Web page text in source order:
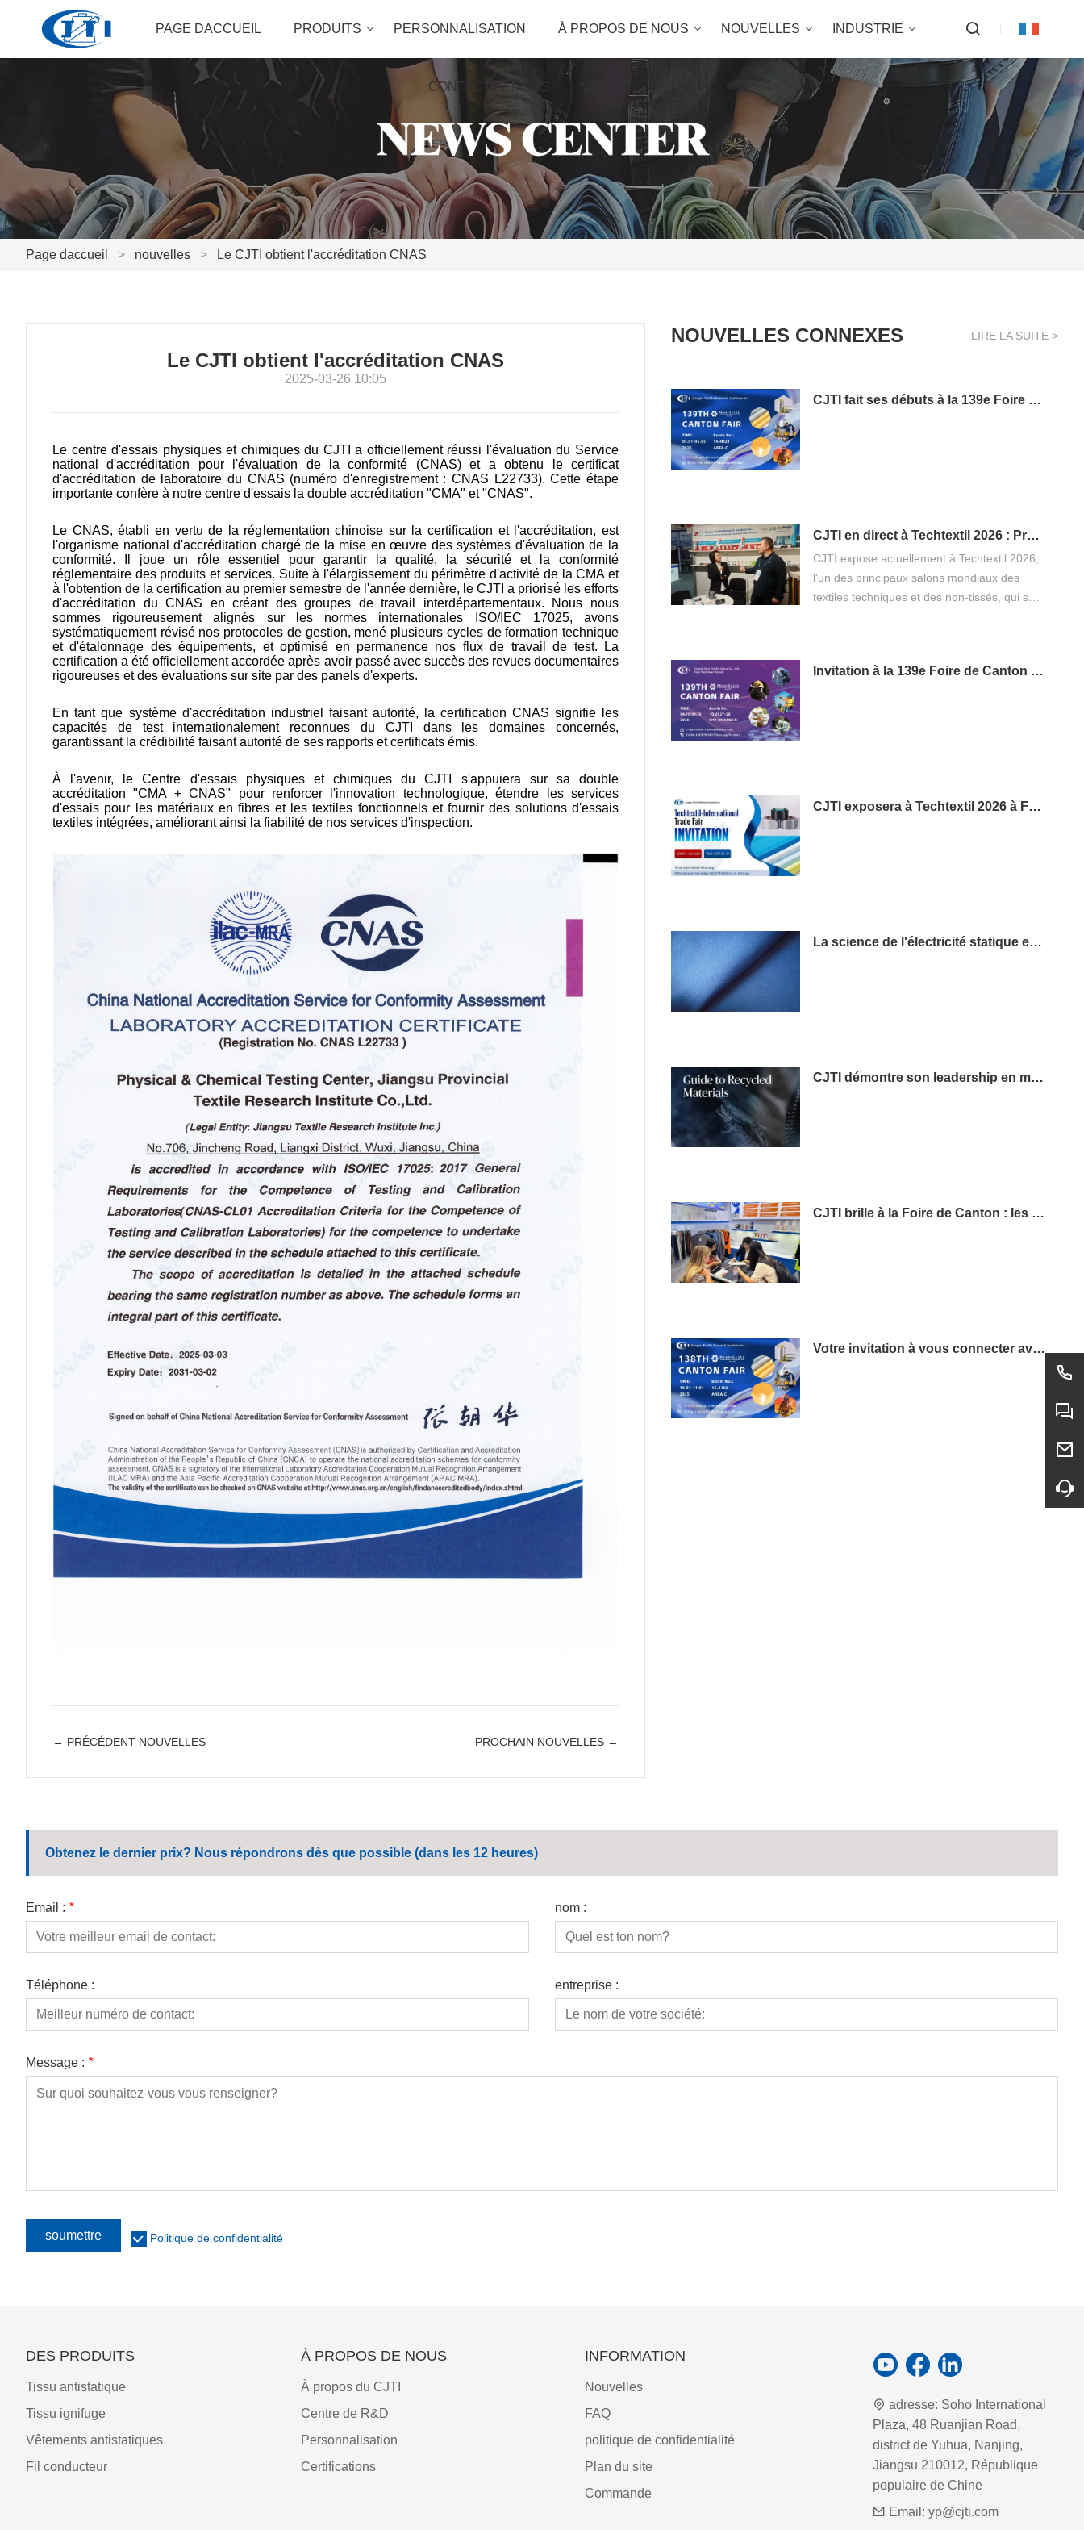
PAGE DACCUEIL PRODUITS PERSONNALISATION À PROPOS DE NOUS NOUVELLES INDUSTRIE
CONTACTEZ NOUS
Page daccueil > nouvelles > Le CJTI obtient l'accréditation CNAS
Le CJTI obtient l'accréditation CNAS
2025-03-26 10:05
Le centre d'essais physiques et chimiques du CJTI a officiellement réussi l'évaluation du Service
national d'accréditation pour l'évaluation de la conformité (CNAS) et a obtenu le certificat
d'accréditation de laboratoire du CNAS (numéro d'enregistrement : CNAS L22733). Cette étape
importante confère à notre centre d'essais la double accréditation "CMA" et "CNAS".
Le CNAS, établi en vertu de la réglementation chinoise sur la certification et l'accréditation, est
l'organisme national d'accréditation chargé de la mise en œuvre des systèmes d'évaluation de la
conformité. Il joue un rôle essentiel pour garantir la qualité, la sécurité et la conformité
réglementaire des produits et services. Suite à l'élargissement du périmètre d'activité de la CMA et
à l'obtention de la certification au premier semestre de l'année dernière, le CJTI a priorisé les efforts
d'accréditation du CNAS en créant des groupes de travail interdépartementaux. Nous nous
sommes rigoureusement alignés sur les normes internationales ISO/IEC 17025, avons
systématiquement révisé nos protocoles de gestion, mené plusieurs cycles de formation technique
et d'étalonnage des équipements, et optimisé en permanence nos flux de travail de test. La
certification a été officiellement accordée après avoir passé avec succès des revues documentaires
rigoureuses et des évaluations sur site par des panels d'experts.
En tant que système d'accréditation industriel faisant autorité, la certification CNAS signifie les
capacités de test internationalement reconnues du CJTI dans les domaines concernés,
garantissant la crédibilité faisant autorité de ses rapports et certificats émis.
À l'avenir, le Centre d'essais physiques et chimiques du CJTI s'appuiera sur sa double
accréditation "CMA + CNAS" pour renforcer l'innovation technologique, étendre les services
d'essais pour les matériaux en fibres et les textiles fonctionnels et fournir des solutions d'essais
textiles intégrées, améliorant ainsi la fiabilité de nos services d'inspection.
← PRÉCÉDENT NOUVELLES PROCHAIN NOUVELLES →
NOUVELLES CONNEXES LIRE LA SUITE >
CJTI fait ses débuts à la 139e Foire de Canton, phase 3 : Présenter des innovations textiles fonctionnelles aux acheteurs du monde entier
CJTI en direct à Techtextil 2026 : Présentation de l’innovation dans les textiles fonctionnels
CJTI expose actuellement à Techtextil 2026,
l'un des principaux salons mondiaux des
textiles techniques et des non-tissés, qui se
Invitation à la 139e Foire de Canton : Découvrez les solutions de vêtements de travail de protection professionnelle de CJTI
CJTI exposera à Techtextil 2026 à Francfort
La science de l'électricité statique et son importance dans les vêtements de travail
CJTI démontre son leadership en matière de fabrication durable grâce à une innovation textile écologique certifiée.
CJTI brille à la Foire de Canton : les tissus fonctionnels volent la vedette grâce à une présentation axée sur la technologie
Votre invitation à vous connecter avec l'excellence : visitez le CJTI à la 138e Foire de Canton
Obtenez le dernier prix? Nous répondrons dès que possible (dans les 12 heures)
Email : * nom :
Téléphone : entreprise :
Message : *
soumettre Politique de confidentialité
DES PRODUITS
Tissu antistatique
Tissu ignifuge
Vêtements antistatiques
Fil conducteur
À PROPOS DE NOUS
À propos du CJTI
Centre de R&D
Personnalisation
Certifications
INFORMATION
Nouvelles
FAQ
politique de confidentialité
Plan du site
Commande
adresse: Soho International
Plaza, 48 Ruanjian Road,
district de Yuhua, Nanjing,
Jiangsu 210012, République
populaire de Chine
Email: yp@cjti.com